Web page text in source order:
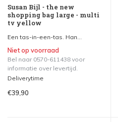
Susan Bijl - the new
shopping bag large - multi
tv yellow
Een tas-in-een-tas. Han...
Niet op voorraad
Bel naar 0570-611438 voor
informatie over levertijd.
Deliverytime
€39,90